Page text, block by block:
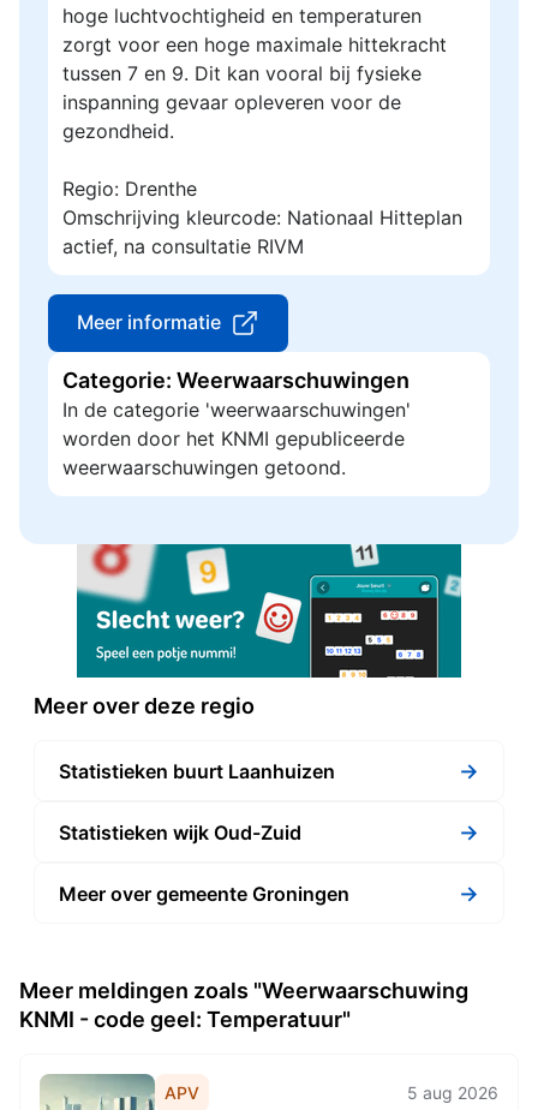
hoge luchtvochtigheid en temperaturen
zorgt voor een hoge maximale hittekracht
tussen 7 en 9. Dit kan vooral bij fysieke
inspanning gevaar opleveren voor de
gezondheid.
Regio: Drenthe
Omschrijving kleurcode: Nationaal Hitteplan
actief, na consultatie RIVM
Meer informatie
Categorie: Weerwaarschuwingen
In de categorie 'weerwaarschuwingen'
worden door het KNMI gepubliceerde
weerwaarschuwingen getoond.
Meer over deze regio
Statistieken buurt Laanhuizen →
Statistieken wijk Oud-Zuid →
Meer over gemeente Groningen →
Meer meldingen zoals "Weerwaarschuwing
KNMI - code geel: Temperatuur"
APV 5 aug 2026